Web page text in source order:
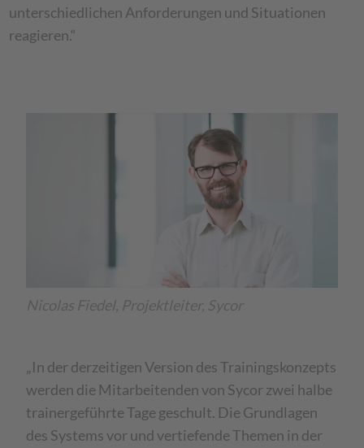
unterschiedlichen Anforderungen und Situationen
reagieren.“
Nicolas Fiedel, Projektleiter, Sycor
„In der derzeitigen Version des Trainingskonzepts
werden die Mitarbeitenden von Sycor zwei halbe
trainergeführte Tage geschult. Die Grundlagen
des Systems vor und vertiefende Themen in der